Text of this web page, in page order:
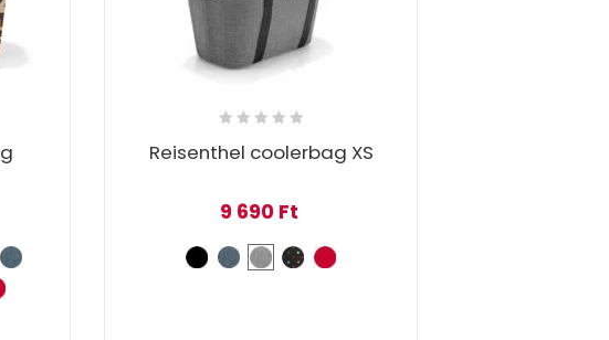
Reisenthel coolerbag XS
9 690 Ft